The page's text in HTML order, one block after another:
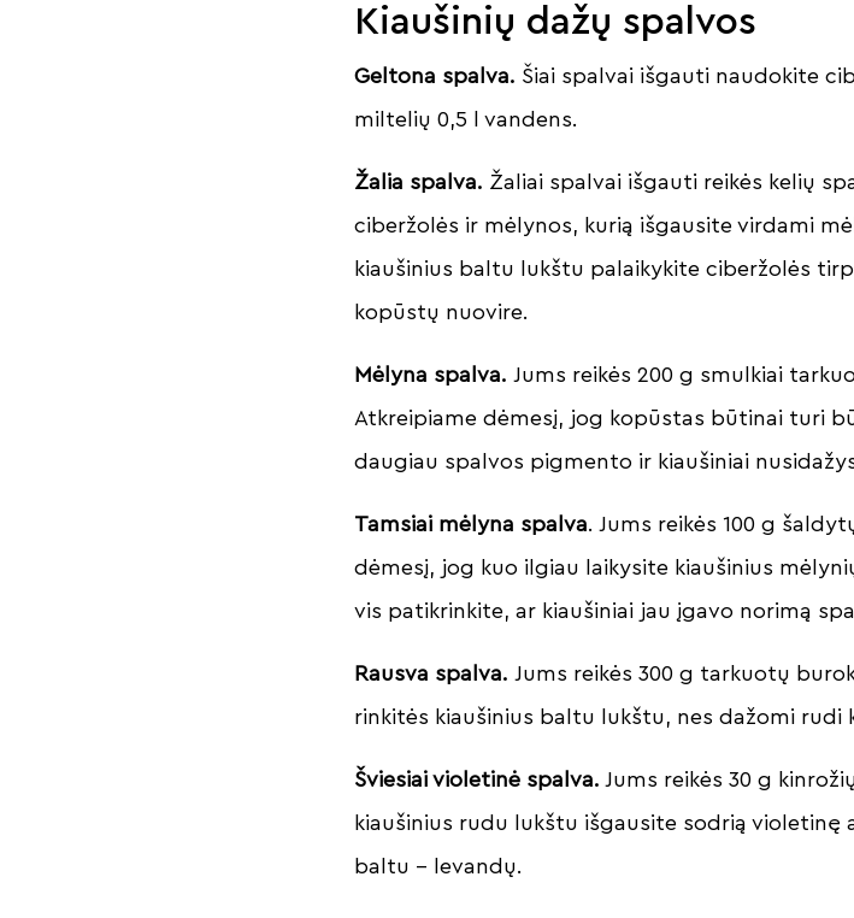
Kiaušinių dažų spalvos
Geltona spalva. Šiai spalvai išgauti naudokite
miltelių 0,5 l vandens.
Žalia spalva. Žaliai spalvai išgauti reikės kelių
ciberžolės ir mėlynos, kurią išgausite virdami
kiaušinius baltu lukštu palaikykite ciberžolės
kopūstų nuovire.
Mėlyna spalva.Jums reikės 200 g smulkiai
Atkreipiame dėmesį, jog kopūstas būtinai turi
daugiau spalvos pigmento ir kiaušiniai
Tamsiai mėlyna spalva. Jums reikės 100 g
dėmesį, jog kuo ilgiau laikysite kiaušinius
vis patikrinkite, ar kiaušiniai jau įgavo norimą
Rausva spalva.Jums reikės 300 g tarkuotų
rinkitės kiaušinius baltu lukštu, nes dažomi rudi
Šviesiai violetinė spalva. Jums reikės 30 g
kiaušinius rudu lukštu išgausite sodrią violetinę
baltu – levandų.